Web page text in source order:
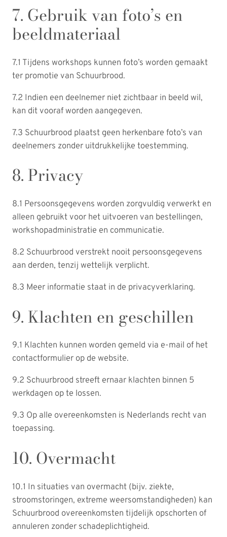
7. Gebruik van foto’s en
beeldmateriaal
7.1 Tijdens workshops kunnen foto’s worden gemaakt
ter promotie van Schuurbrood.
7.2 Indien een deelnemer niet zichtbaar in beeld wil,
kan dit vooraf worden aangegeven.
7.3 Schuurbrood plaatst geen herkenbare foto’s van
deelnemers zonder uitdrukkelijke toestemming.
8. Privacy
8.1 Persoonsgegevens worden zorgvuldig verwerkt en
alleen gebruikt voor het uitvoeren van bestellingen,
workshopadministratie en communicatie.
8.2 Schuurbrood verstrekt nooit persoonsgegevens
aan derden, tenzij wettelijk verplicht.
8.3 Meer informatie staat in de privacyverklaring.
9. Klachten en geschillen
9.1 Klachten kunnen worden gemeld via e-mail of het
contactformulier op de website.
9.2 Schuurbrood streeft ernaar klachten binnen 5
werkdagen op te lossen.
9.3 Op alle overeenkomsten is Nederlands recht van
toepassing.
10. Overmacht
10.1 In situaties van overmacht (bijv. ziekte,
stroomstoringen, extreme weersomstandigheden) kan
Schuurbrood overeenkomsten tijdelijk opschorten of
annuleren zonder schadeplichtigheid.